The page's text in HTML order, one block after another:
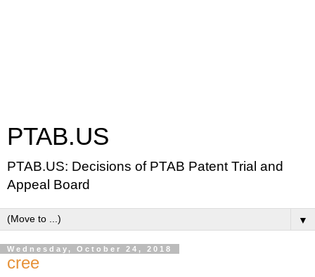
PTAB.US
PTAB.US: Decisions of PTAB Patent Trial and
Appeal Board
▼
Wednesday, October 24, 2018
cree